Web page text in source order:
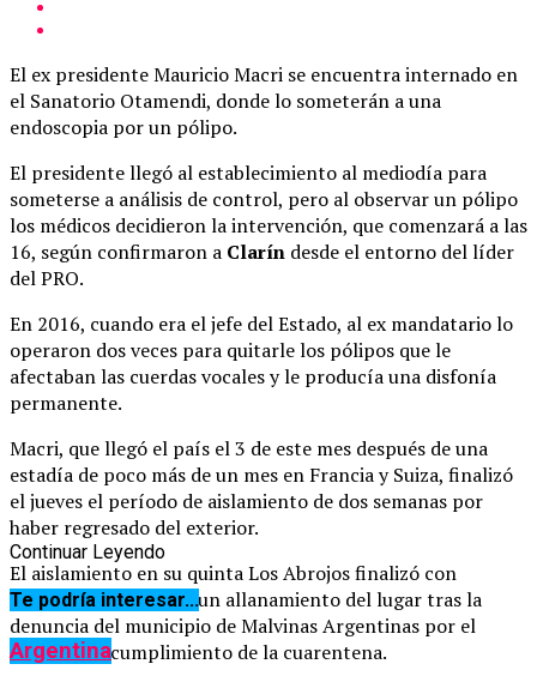
El ex presidente Mauricio Macri se encuentra internado en
el Sanatorio Otamendi, donde lo someterán a una
endoscopia por un pólipo.
El presidente llegó al establecimiento al mediodía para
someterse a análisis de control, pero al observar un pólipo
los médicos decidieron la intervención, que comenzará a las
16, según confirmaron a Clarín desde el entorno del líder
del PRO.
En 2016, cuando era el jefe del Estado, al ex mandatario lo
operaron dos veces para quitarle los pólipos que le
afectaban las cuerdas vocales y le producía una disfonía
permanente.
Macri, que llegó el país el 3 de este mes después de una
estadía de poco más de un mes en Francia y Suiza, finalizó
el jueves el período de aislamiento de dos semanas por
haber regresado del exterior.
El aislamiento en su quinta Los Abrojos finalizó con
polémica, después de un allanamiento del lugar tras la
denuncia del municipio de Malvinas Argentinas por el
supuesto incumplimiento de la cuarentena.
Continuar Leyendo
Te podría interesar...
Argentina